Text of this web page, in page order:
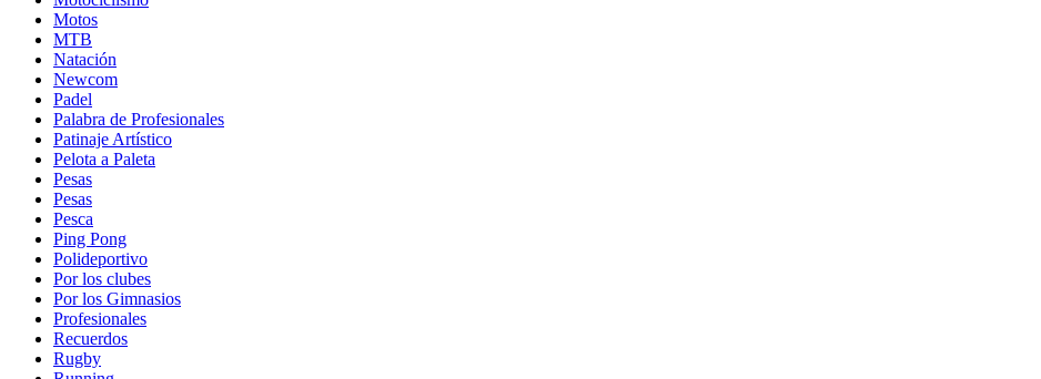
Motos
MTB
Natación
Newcom
Padel
Palabra de Profesionales
Patinaje Artístico
Pelota a Paleta
Pesas
Pesas
Pesca
Ping Pong
Polideportivo
Por los clubes
Por los Gimnasios
Profesionales
Recuerdos
Rugby